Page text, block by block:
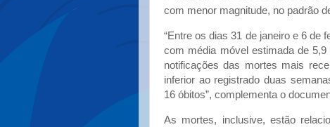
com menor magnitude, no padrão
“Entre os dias 31 de janeiro e 6 de
com média móvel estimada de
notificações das mortes mais
inferior ao registrado duas
16 óbitos”, complementa o
As mortes, inclusive, estão